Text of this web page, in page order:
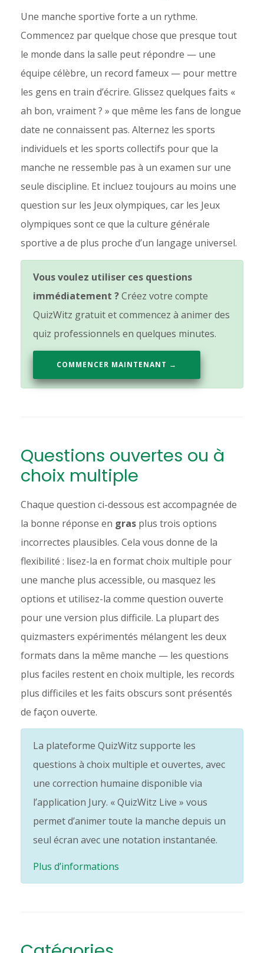
Une manche sportive forte a un rythme.
Commencez par quelque chose que presque tout
le monde dans la salle peut répondre — une
équipe célèbre, un record fameux — pour mettre
les gens en train d’écrire. Glissez quelques faits «
ah bon, vraiment ? » que même les fans de longue
date ne connaissent pas. Alternez les sports
individuels et les sports collectifs pour que la
manche ne ressemble pas à un examen sur une
seule discipline. Et incluez toujours au moins une
question sur les Jeux olympiques, car les Jeux
olympiques sont ce que la culture générale
sportive a de plus proche d’un langage universel.
Vous voulez utiliser ces questions
immédiatement ?Créez votre compte
QuizWitz gratuit et commencez à animer des
quiz professionnels en quelques minutes.
COMMENCER MAINTENANT →
Questions ouvertes ou à
choix multiple
Chaque question ci-dessous est accompagnée de
la bonne réponse en gras plus trois options
incorrectes plausibles. Cela vous donne de la
flexibilité : lisez-la en format choix multiple pour
une manche plus accessible, ou masquez les
options et utilisez-la comme question ouverte
pour une version plus difficile. La plupart des
quizmasters expérimentés mélangent les deux
formats dans la même manche — les questions
plus faciles restent en choix multiple, les records
plus difficiles et les faits obscurs sont présentés
de façon ouverte.
La plateforme QuizWitz supporte les
questions à choix multiple et ouvertes, avec
une correction humaine disponible via
l’application Jury. « QuizWitz Live » vous
permet d’animer toute la manche depuis un
seul écran avec une notation instantanée.
Plus d’informations